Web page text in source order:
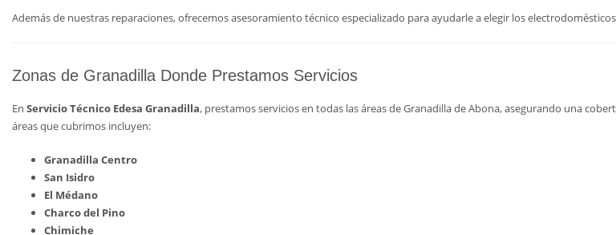
Además de nuestras reparaciones, ofrecemos asesoramiento técnico especializado para ayudarle a elegir los
Zonas de Granadilla Donde Prestamos Servicios
En Servicio Técnico Edesa Granadilla, prestamos servicios en todas las áreas de Granadilla de Abona, asegurando una
áreas que cubrimos incluyen:
Granadilla Centro
San Isidro
El Médano
Charco del Pino
Chimiche